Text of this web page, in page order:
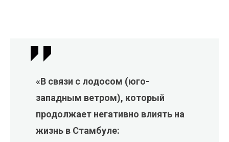
«В связи с лодосом (юго-
западным ветром), который
продолжает негативно влиять на
жизнь в Стамбуле: